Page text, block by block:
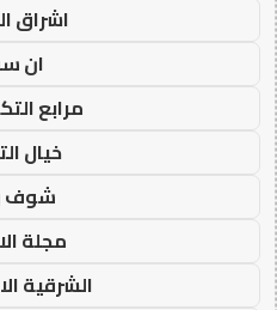
اشراق
ان
مرابع
خيال
شوف
مجلة
الشرقية